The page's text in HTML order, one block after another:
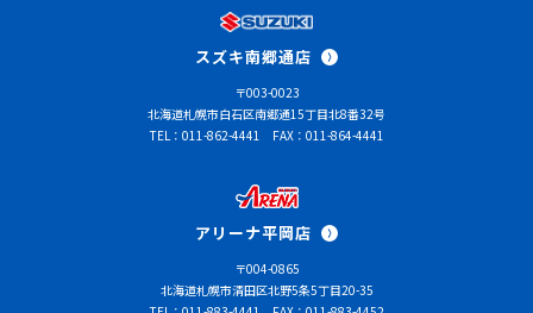
スズキ南郷通店
〒003-0023
北海道札幌市白石区南郷通15丁目北8番32号
TEL：011-862-4441
FAX：011-864-4441
アリーナ平岡店
〒004-0865
北海道札幌市清田区北野5条5丁目20-35